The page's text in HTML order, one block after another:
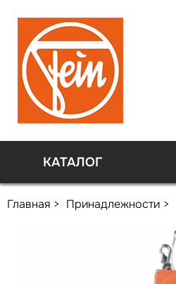
КАТАЛОГ
Главная Принадлежности